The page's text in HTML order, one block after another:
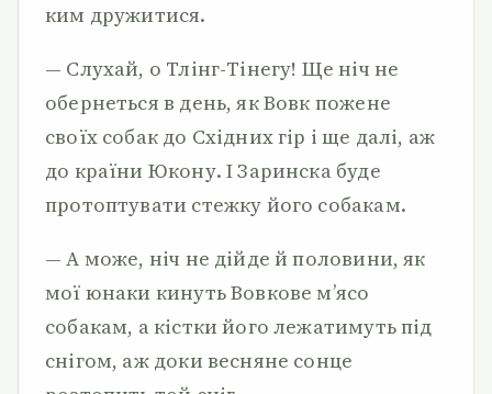
ким дружитися.
— Слухай, о Тлінг-Тінегу! Ще ніч не
обернеться в день, як Вовк пожене
своїх собак до Східних гір і ще далі, аж
до країни Юкону. І Заринска буде
протоптувати стежку його собакам.
— А може, ніч не дійде й половини, як
мої юнаки кинуть Вовкове м’ясо
собакам, а кістки його лежатимуть під
снігом, аж доки весняне сонце